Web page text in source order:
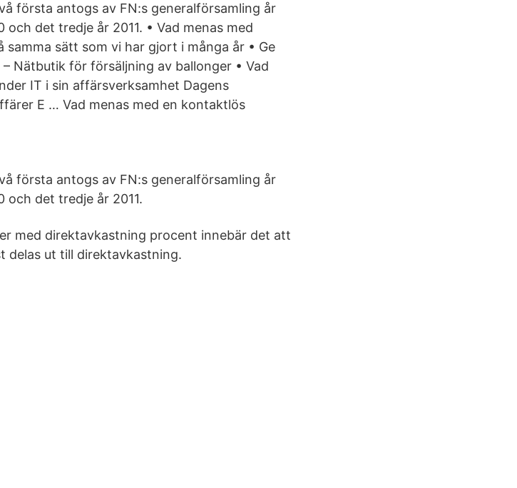
första antogs av FN:s generalförsamling år
och det tredje år 2011. • Vad menas med
sätt som vi har gjort i många år • Ge
Nätbutik för försäljning av ballonger • Vad
IT i sin affärsverksamhet Dagens
E … Vad menas med en kontaktlös
första antogs av FN:s generalförsamling år
och det tredje år 2011.
med direktavkastning procent innebär det att
delas ut till direktavkastning.